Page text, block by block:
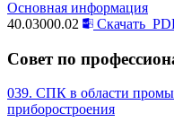
Основная информация
40.03000.02
Скачать
Совет по
039. СПК в области
приборостроения